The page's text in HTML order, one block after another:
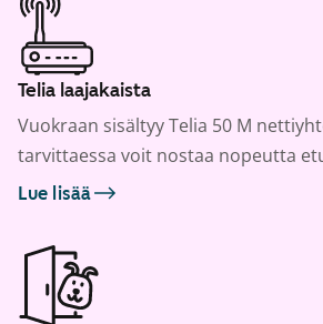
Telia laajakaista
Vuokraan sisältyy Telia 50 M
tarvittaessa voit nostaa nopeutta
Lue lisää